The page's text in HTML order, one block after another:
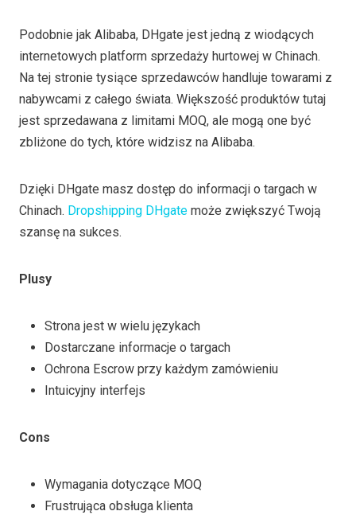
Podobnie jak Alibaba, DHgate jest jedną z wiodących
internetowych platform sprzedaży hurtowej w Chinach.
Na tej stronie tysiące sprzedawców handluje towarami z
nabywcami z całego świata. Większość produktów tutaj
jest sprzedawana z limitami MOQ, ale mogą one być
zbliżone do tych, które widzisz na Alibaba.
Dzięki DHgate masz dostęp do informacji o targach w
Chinach. Dropshipping DHgate może zwiększyć Twoją
szansę na sukces.
Plusy
Strona jest w wielu językach
Dostarczane informacje o targach
Ochrona Escrow przy każdym zamówieniu
Intuicyjny interfejs
Cons
Wymagania dotyczące MOQ
Frustrująca obsługa klienta